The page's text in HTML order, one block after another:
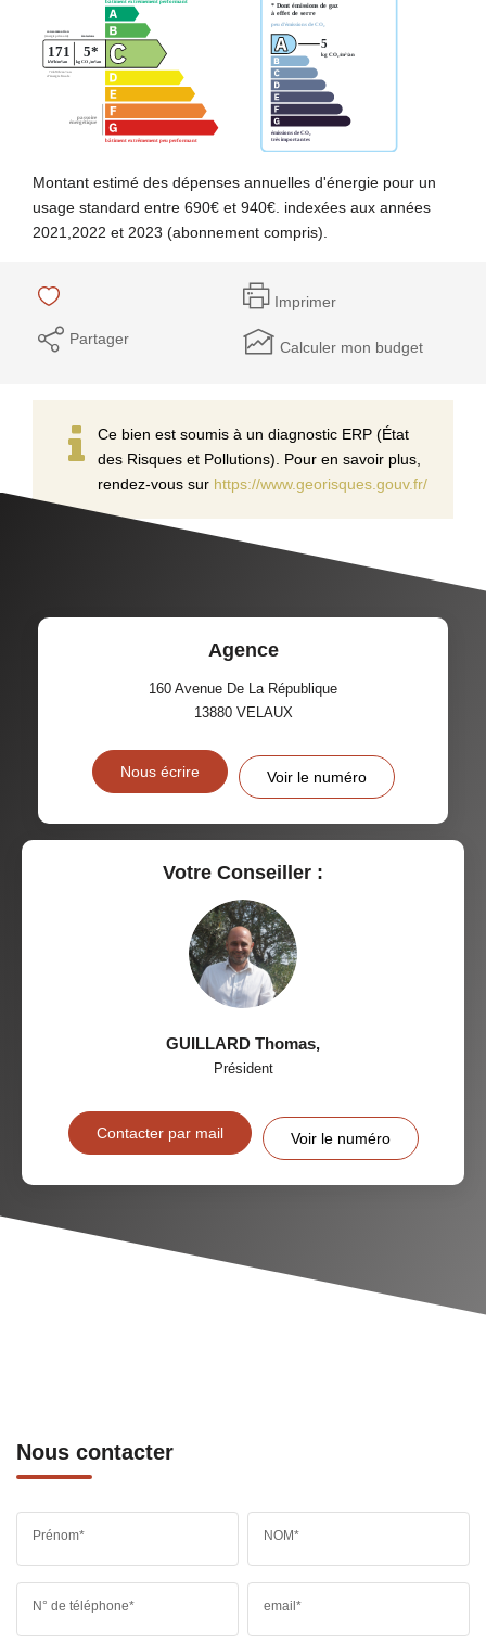
Montant estimé des dépenses annuelles d'énergie pour un
usage standard entre 690€ et 940€. indexées aux années
2021,2022 et 2023 (abonnement compris).
Imprimer
Partager Calculer mon budget
Ce bien est soumis à un diagnostic ERP (État
des Risques et Pollutions). Pour en savoir plus,
rendez-vous sur https://www.georisques.gouv.fr/
Agence
160 Avenue De La République
13880 VELAUX
Nous écrire Voir le numéro
Votre Conseiller :
GUILLARD Thomas,
Président
Contacter par mail Voir le numéro
Nous contacter
Prénom* NOM*
N° de téléphone* email*